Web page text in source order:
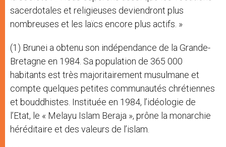
sacerdotales et religieuses deviendront plus
nombreuses et les laïcs encore plus actifs. »
(1) Brunei a obtenu son indépendance de la Grande-
Bretagne en 1984. Sa population de 365 000
habitants est très majoritairement musulmane et
compte quelques petites communautés chrétiennes
et bouddhistes. Instituée en 1984, l’idéologie de
l’Etat, le « Melayu Islam Beraja », prône la monarchie
héréditaire et des valeurs de l’islam.